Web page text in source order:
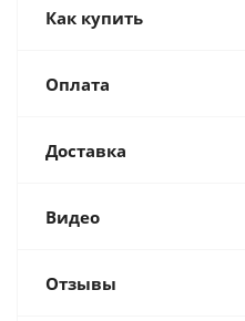
Как купить
Оплата
Доставка
Видео
Отзывы